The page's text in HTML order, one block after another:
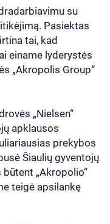
su
Pasiektas
tai, kad
einame lyderystės
„Akropolis Group“
„Nielsen“
apklausos
prekybos
Šiaulių gyventojų
„Akropolio“
teigė apsilankę